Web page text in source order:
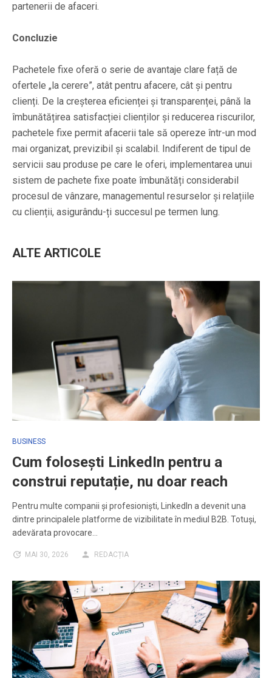
partenerii de afaceri.
Concluzie
Pachetele fixe oferă o serie de avantaje clare față de
ofertele „la cerere”, atât pentru afacere, cât și pentru
clienți. De la creșterea eficienței și transparenței, până la
îmbunătățirea satisfacției clienților și reducerea riscurilor,
pachetele fixe permit afacerii tale să opereze într-un mod
mai organizat, previzibil și scalabil. Indiferent de tipul de
servicii sau produse pe care le oferi, implementarea unui
sistem de pachete fixe poate îmbunătăți considerabil
procesul de vânzare, managementul resurselor și relațiile
cu clienții, asigurându-ți succesul pe termen lung.
ALTE ARTICOLE
BUSINESS
Cum folosești LinkedIn pentru a
construi reputație, nu doar reach
Pentru multe companii și profesioniști, LinkedIn a devenit una
dintre principalele platforme de vizibilitate în mediul B2B. Totuși,
adevărata provocare…
MAI 30, 2026 REDACȚIA